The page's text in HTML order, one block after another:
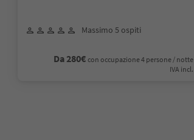
Massimo 5 ospiti
Da 280€ con occupazione 4 persone / notte
IVA incl.